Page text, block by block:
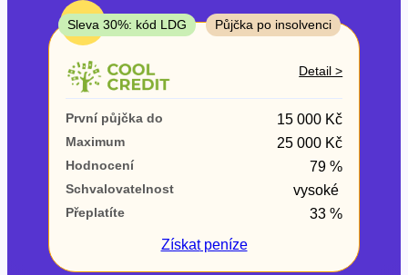
ano
ne
TOP
Sleva 30%: kód LDG Půjčka po insolvenci
Detail >
První půjčka do 15 000 Kč
Maximum 25 000 Kč
Hodnocení 79 %
Schvalovatelnost vysoké
Přeplatíte
33 %
Získatpeníze